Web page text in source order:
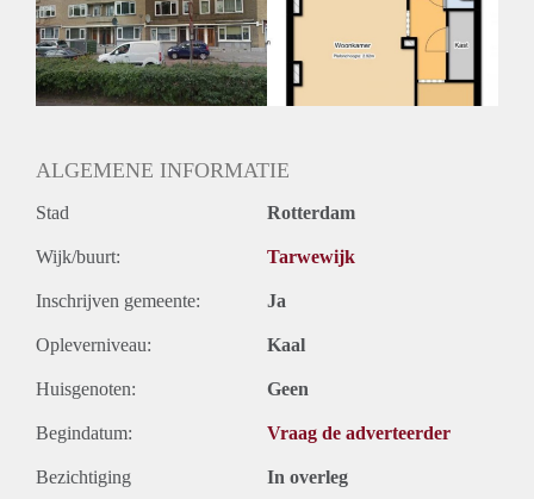
ALGEMENE INFORMATIE
Stad Rotterdam
Wijk/buurt: Tarwewijk
Inschrijven gemeente: Ja
Opleverniveau: Kaal
Huisgenoten: Geen
Begindatum: Vraag de adverteerder
Bezichtiging In overleg